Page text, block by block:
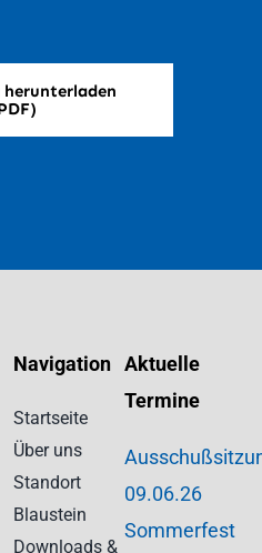
herunterladen
Navigation
Startseite
Über uns
Standort
Blaustein
Downloads &
Aktuelle
Termine
09.06.26
Sommerfest